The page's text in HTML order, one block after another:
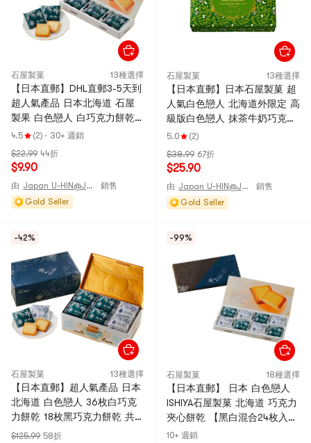
石屋製菓 13種選擇
【日本直郵】DHL直郵3-5天到
超人氣產品 日本北海道 石屋
製果 白色戀人 白巧克力餅乾
9枚裝
4.5 (2) · 30+ 週銷
$22.99 44折
$9.90
由 Japan U-HIN@JAPAN
銷售
Gold Seller
石屋製菓 13種選擇
【日本直郵】日本石屋製菓 超
人氣白色戀人 北海道外限定 高
級版白色戀人 抹茶牛奶巧克力
餅乾 12枚裝
5.0
(2)
$38.99 67折
$25.90
由 Japan U-HIN@JAPAN
銷售
Gold Seller
-42%
石屋製菓 13種選擇
【日本直郵】超人氣產品 日本
北海道 白色戀人 36枚白巧克
力餅乾 18枚黑巧克力餅乾 共
54枚入
$125.99 58折
-99%
石屋製菓 18種選擇
【日本直郵】 日本 白色戀人
ISHIYA石屋製菓 北海道 巧克力
夾心餅乾 【黑白混合24枚入】
伴手禮送禮必備 石屋製果
10+ 週銷